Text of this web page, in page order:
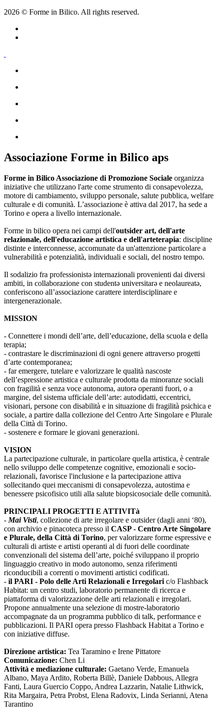
2026 © Forme in Bilico. All rights reserved.
Associazione Forme in Bilico aps
Forme in Bilico Associazione di Promozione Sociale organizza
iniziative che utilizzano l'arte come strumento di consapevolezza,
motore di cambiamento, sviluppo personale, salute pubblica, welfare
culturale e di comunità. L’associazione è attiva dal 2017, ha sede a
Torino e opera a livello internazionale.
Forme in bilico opera nei campi dell'outsider art, dell'arte
relazionale, dell'educazione artistica e dell'arteterapia: discipline
distinte e interconnesse, accomunate da un'attenzione particolare a
vulnerabilità e potenzialità, individuali e sociali, del nostro tempo.
Il sodalizio fra professionistə internazionali provenienti dai diversi
ambiti, in collaborazione con studentə universitarə e neolaureatə,
conferiscono all’associazione carattere interdisciplinare e
intergenerazionale.
MISSION
- Connettere i mondi dell’arte, dell’educazione, della scuola e della
terapia;
- contrastare le discriminazioni di ogni genere attraverso progetti
d’arte contemporanea;
- far emergere, tutelare e valorizzare le qualità nascoste
dell’espressione artistica e culturale prodotta da minoranze sociali
con fragilità e senza voce autonoma, autorə operanti fuori, o a
margine, del sistema ufficiale dell’arte: autodidatti, eccentrici,
visionari, persone con disabilità e in situazione di fragilità psichica e
sociale, a partire dalla collezione del Centro Arte Singolare e Plurale
della Città di Torino.
- sostenere e formare le giovani generazioni.
VISION
La partecipazione culturale, in particolare quella artistica, è centrale
nello sviluppo delle competenze cognitive, emozionali e socio-
relazionali, favorisce l'inclusione e la partecipazione attiva
sollecitando quei meccanismi di consapevolezza, autostima e
benessere psicofisico utili alla salute biopsicosociale delle comunità.
PRINCIPALI PROGETTI E ATTIVITà
- Mai Visti, collezione di arte irregolare e outsider (dagli anni ‘80),
con archivio e pinacoteca presso il CASP - Centro Arte Singolare
e Plurale, della Città di Torino, per valorizzare forme espressive e
culturali di artiste e artisti operanti al di fuori delle coordinate
convenzionali del sistema dell’arte, poiché sviluppano il proprio
linguaggio creativo in modo autonomo, senza riferimenti
riconducibili a correnti o movimenti artistici codificati.
- il PARI - Polo delle Arti Relazionali e Irregolari c/o Flashback
Habitat: un centro studi, laboratorio permanente di ricerca e
piattaforma di valorizzazione delle arti relazionali e irregolari.
Propone annualmente una selezione di mostre-laboratorio
accompagnate da un programma pubblico di talk, performance e
pubblicazioni. Il PARI opera presso Flashback Habitat a Torino e
con iniziative diffuse.
Direzione artistica: Tea Taramino e Irene Pittatore
Comunicazione: Chen Li
Attività e mediazione culturale: Gaetano Verde, Emanuela
Albano, Maya Ardito, Roberta Billè, Daniele Dabbous, Allegra
Fanti, Laura Guercio Coppo, Andrea Lazzarin, Natalie Lithwick,
Rita Margaira, Petra Probst, Elena Radovix, Linda Serianni, Atena
Tarantino